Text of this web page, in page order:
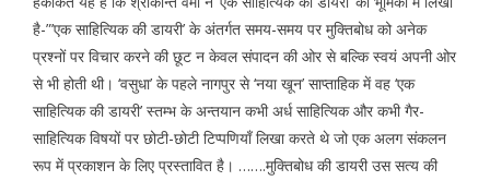
है-”’एक साहित्यिक की डायरी’ के अंतर्गत समय-समय पर मुक्तिबोध को अनेक
प्रश्नों पर विचार करने की छूट न केवल संपादन की ओर से बल्कि स्वयं अपनी ओर
से भी होती थी। ‘वसुधा’ के पहले नागपुर से ‘नया खून’ साप्ताहिक में वह ‘एक
साहित्यिक की डायरी’ स्तम्भ के अन्तयान कभी अर्ध साहित्यिक और कभी गैर-
साहित्यिक विषयों पर छोटी-छोटी टिप्पणियाँ लिखा करते थे जो एक अलग संकलन
रूप में प्रकाशन के लिए प्रस्तावित है। …….मुक्तिबोध की डायरी उस सत्य की